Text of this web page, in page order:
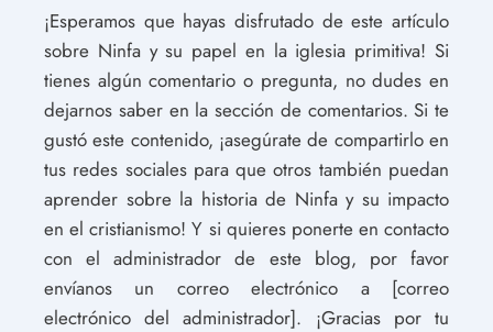
¡Esperamos que hayas disfrutado de este artículo
sobre Ninfa y su papel en la iglesia primitiva! Si
tienes algún comentario o pregunta, no dudes en
dejarnos saber en la sección de comentarios. Si te
gustó este contenido, ¡asegúrate de compartirlo en
tus redes sociales para que otros también puedan
aprender sobre la historia de Ninfa y su impacto
en el cristianismo! Y si quieres ponerte en contacto
con el administrador de este blog, por favor
envíanos un correo electrónico a [correo
electrónico del administrador]. ¡Gracias por tu